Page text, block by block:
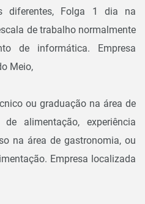
diferentes, Folga 1 dia na
de trabalho normalmente
de informática. Empresa
Meio,
ou graduação na área de
alimentação, experiência
na área de gastronomia, ou
Empresa localizada